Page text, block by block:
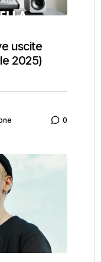
uscite
2025)
0